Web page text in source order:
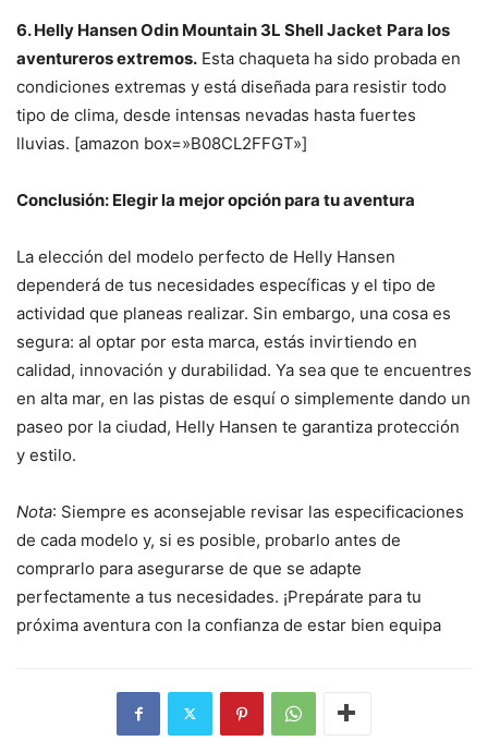
6. Helly Hansen Odin Mountain 3L Shell Jacket Para los
aventureros extremos. Esta chaqueta ha sido probada en
condiciones extremas y está diseñada para resistir todo
tipo de clima, desde intensas nevadas hasta fuertes
lluvias. [amazon box=»B08CL2FFGT»]
Conclusión: Elegir la mejor opción para tu aventura
La elección del modelo perfecto de Helly Hansen
dependerá de tus necesidades específicas y el tipo de
actividad que planeas realizar. Sin embargo, una cosa es
segura: al optar por esta marca, estás invirtiendo en
calidad, innovación y durabilidad. Ya sea que te encuentres
en alta mar, en las pistas de esquí o simplemente dando un
paseo por la ciudad, Helly Hansen te garantiza protección
y estilo.
Nota: Siempre es aconsejable revisar las especificaciones
de cada modelo y, si es posible, probarlo antes de
comprarlo para asegurarse de que se adapte
perfectamente a tus necesidades. ¡Prepárate para tu
próxima aventura con la confianza de estar bien equipa